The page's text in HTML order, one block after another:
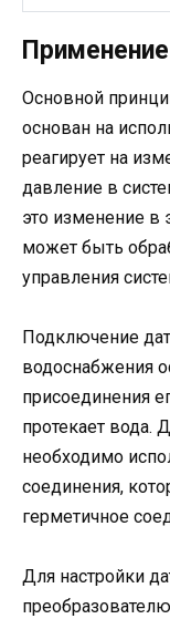
Основной
основан на
реагирует на
давление в
это изменение в
может быть
управления
Подключение
водоснабжения
присоединения
протекает вода.
необходимо
соединения,
герметичное
Для настройки